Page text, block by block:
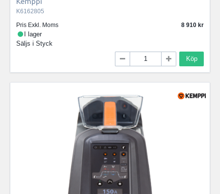
K6162805
Pris Exkl. Moms
8 910
I lager
Säljs i Styck
Köp